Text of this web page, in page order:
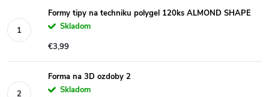
Formy tipy na techniku polygel 120ks ALMOND SHAPE
Skladom
€3,99
Forma na 3D ozdoby 2
Skladom